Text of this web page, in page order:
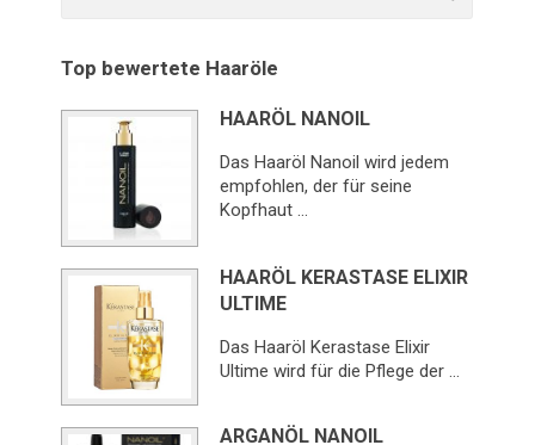
Top bewertete Haaröle
HAARÖL NANOIL
Das Haaröl Nanoil wird jedem
empfohlen, der für seine
Kopfhaut …
HAARÖL KERASTASE ELIXIR
ULTIME
Das Haaröl Kerastase Elixir
Ultime wird für die Pflege der …
ARGANÖL NANOIL